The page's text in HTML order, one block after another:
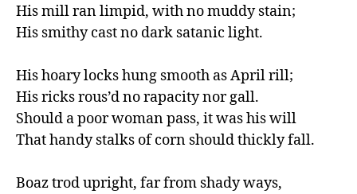
His mill ran limpid, with no muddy stain;
His smithy cast no dark satanic light.
His hoary locks hung smooth as April rill;
His ricks rous’d no rapacity nor gall.
Should a poor woman pass, it was his will
That handy stalks of corn should thickly fall.
Boaz trod upright, far from shady ways,